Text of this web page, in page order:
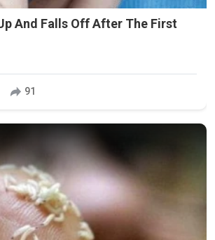
And Falls Off After The First
91